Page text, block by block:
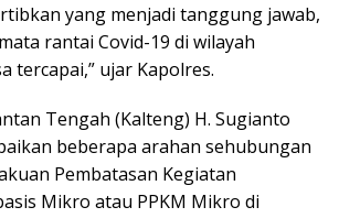
yang menjadi tanggung jawab,
rantai Covid-19 di wilayah
tercapai,” ujar Kapolres.
Tengah (Kalteng) H. Sugianto
beberapa arahan sehubungan
Pembatasan Kegiatan
Mikro atau PPKM Mikro di